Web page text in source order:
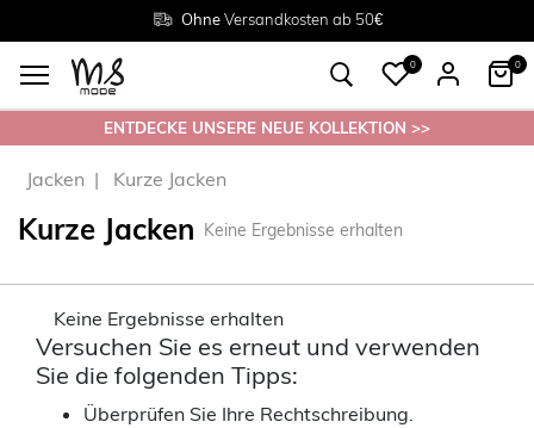
OhneVersandkosten ab 50€
Grösse38 - 54
Rückgabe innerhalb 30 Tagen
0 0
ENTDECKE UNSERE NEUE KOLLEKTION >>
Jacken Kurze Jacken
Kurze Jacken Keine Ergebnisse erhalten
Keine Ergebnisse erhalten
Versuchen Sie es erneut und verwenden
Sie die folgenden Tipps:
Überprüfen Sie Ihre Rechtschreibung.